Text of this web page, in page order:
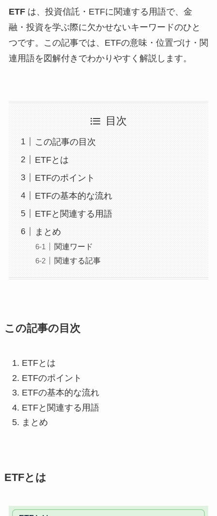
ETFは、投資信託・ETFに関連する用語で、金
融・投資を学ぶ際に欠かせないキーワードのひと
つです。この記事では、ETFの意味・位置づけ・関
連用語を図解付きでわかりやすく解説します。
目次
この記事の目次
ETFとは
ETFのポイント
ETFの基本的な流れ
ETFと関連する用語
まとめ
関連ワード
関連する記事
この記事の目次
ETFとは
ETFのポイント
ETFの基本的な流れ
ETFと関連する用語
まとめ
ETFとは